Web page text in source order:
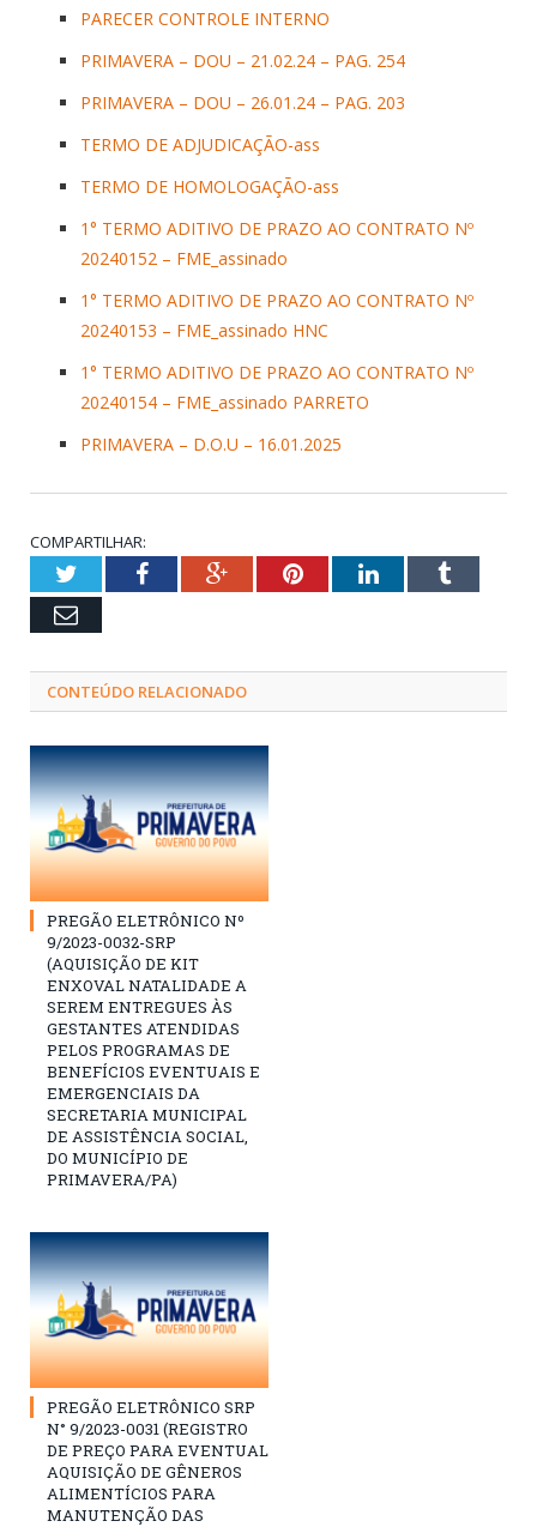
PARECER CONTROLE INTERNO
PRIMAVERA – DOU – 21.02.24 – PAG. 254
PRIMAVERA – DOU – 26.01.24 – PAG. 203
TERMO DE ADJUDICAÇÃO-ass
TERMO DE HOMOLOGAÇÃO-ass
1° TERMO ADITIVO DE PRAZO AO CONTRATO Nº
20240152 – FME_assinado
1° TERMO ADITIVO DE PRAZO AO CONTRATO Nº
20240153 – FME_assinado HNC
1° TERMO ADITIVO DE PRAZO AO CONTRATO Nº
20240154 – FME_assinado PARRETO
PRIMAVERA – D.O.U – 16.01.2025
COMPARTILHAR:
TwitterFacebookGoogle+PinterestLinkedInTumblr
Email
CONTEÚDO RELACIONADO
PREGÃO ELETRÔNICO Nº
9/2023-0032-SRP
(AQUISIÇÃO DE KIT
ENXOVAL NATALIDADE A
SEREM ENTREGUES ÀS
GESTANTES ATENDIDAS
PELOS PROGRAMAS DE
BENEFÍCIOS EVENTUAIS E
EMERGENCIAIS DA
SECRETARIA MUNICIPAL
DE ASSISTÊNCIA SOCIAL,
DO MUNICÍPIO DE
PRIMAVERA/PA)
PREGÃO ELETRÔNICO SRP
N° 9/2023-0031 (REGISTRO
DE PREÇO PARA EVENTUAL
AQUISIÇÃO DE GÊNEROS
ALIMENTÍCIOS PARA
MANUTENÇÃO DAS